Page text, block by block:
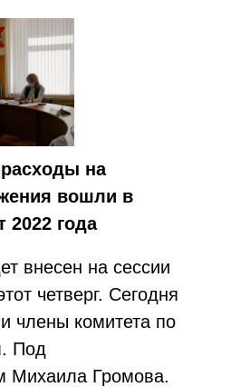
на
вошли в
2022 года
внесен на сессии
четверг. Сегодня
члены комитета по
Под
Михаила Громова.